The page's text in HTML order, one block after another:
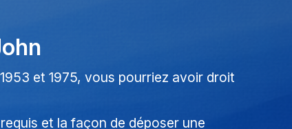
et 1975, vous pourriez avoir droit
et la façon de déposer une